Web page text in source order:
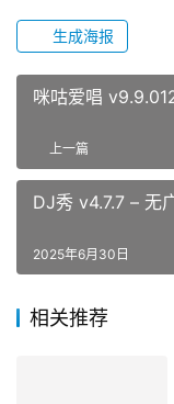
生成海报
咪咕爱唱
上一篇
DJ秀 v4.7.7 – 无
2025年6月30日
相关推荐